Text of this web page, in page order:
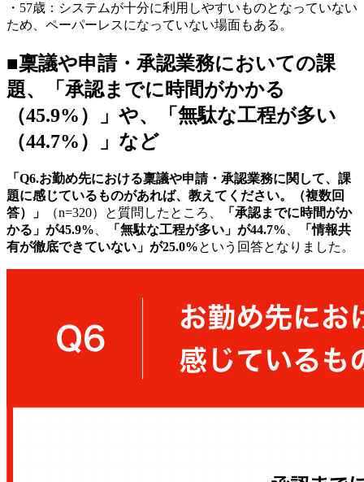
・57歳：システムが十分に利用しやすいものとなっていない
ため、ペーパーレスになっていない場面もある。
■稟議や申請・承認業務においての課
題、「承認までに時間がかかる
（45.9%）」や、「無駄な工程が多い
（44.7%）」など
「Q6.お勤め先における稟議や申請・承認業務に関して、課
題に感じているものがあれば、教えてください。（複数回
答）」
（n=320）と質問したところ、
「承認までに時間がか
かる」が45.9%
「無駄な工程が多い」が44.7%
「情報共
有が徹底できていない」が25.0%という回答となりました。